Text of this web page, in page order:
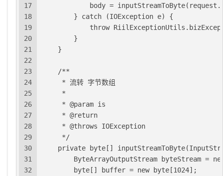
17
18
19
20
21
22
23
24
25
26
27
28
29
30
31
32
body =
        } catch (IOException e) {
throw
        }
    }
    /**
     * 流转 字节数组
     *
     * @param is
     * @return
     * @throws IOException
     */
private byte[]
ByteArrayOutputStream byteStream =
        byte[] buffer = new byte[1024];